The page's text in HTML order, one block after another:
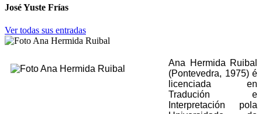
José Yuste Frías
Ver todas sus entradas
Ana Hermida Ruibal
(Pontevedra, 1975) é
licenciada en
Tradución e
Interpretación pola